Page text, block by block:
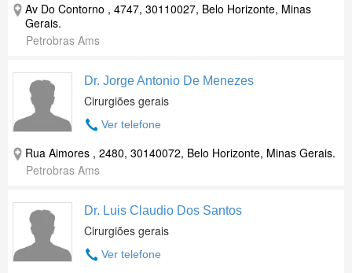
Av Do Contorno , 4747, 30110027, Belo Horizonte, Minas
Gerais.
Petrobras Ams
Dr. Jorge Antonio De Menezes
Cirurgiões gerais
Ver telefone
Rua Aimores , 2480, 30140072, Belo Horizonte, Minas Gerais.
Petrobras Ams
Dr. Luis Claudio Dos Santos
Cirurgiões gerais
Ver telefone